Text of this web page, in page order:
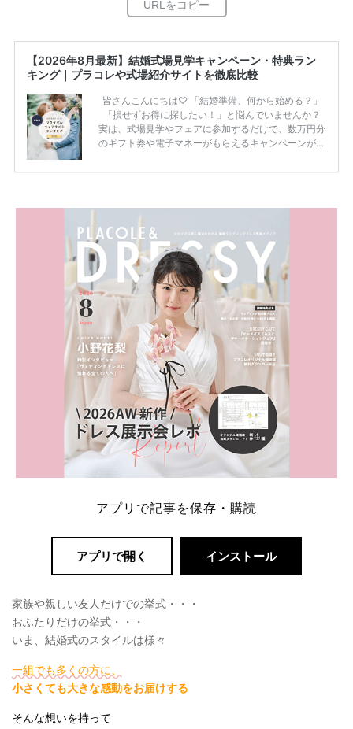
【2026年8月最新】結婚式場見学キャンペーン・特典ラン
キング｜プラコレや式場紹介サイトを徹底比較
皆さんこんにちは♡ 「結婚準備、何から始める？」
「損せずお得に探したい！」と悩んでいませんか？
実は、式場見学やフェアに参加するだけで、数万円分
のギフト券や電子マネーがもらえるキャンペーンがあ
ため、比較せずに選ぶと損をしてしまうことも……。
内容：特典金額・条件・応募方法・注意点 「どこが
一番お得？」「プラコレの特典は？」といった疑問も
解決します。 まずは診断で候補を絞れる「ウェディ
ング診断」か、体験型 […]
続きを読む
アプリで記事を保存・購読
アプリで開く インストール
家族や親しい友人だけでの挙式・・・
おふたりだけの挙式・・・
いま、結婚式のスタイルは様々
一組でも多くの方に、
小さくても大きな感動をお届けする
そんな想いを持って